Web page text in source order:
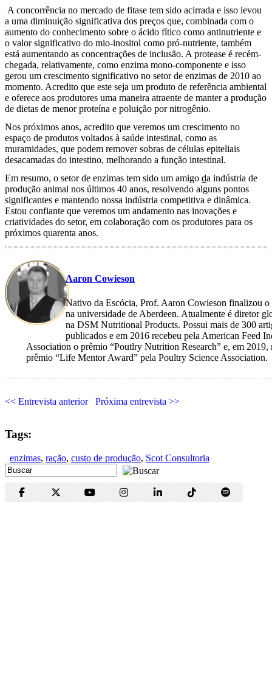
A concorrência no mercado de fitase tem sido acirrada e isso levou
a uma diminuição significativa dos preços que, combinada com o
aumento do conhecimento sobre o ácido fítico como antinutriente e
o valor significativo do mio-inositol como pró-nutriente, também
está aumentando as concentrações de inclusão. A protease é recém-
chegada, relativamente, como enzima mono-componente e isso
gerou um crescimento significativo no setor de enzimas de 2010 ao
momento. Acredito que este seja um produto de referência ambiental
e oferece aos produtores uma maneira atraente de manter a produção
de dietas de menor proteína e poluição por nitrogênio.
Nos próximos anos, acredito que veremos um crescimento no
espaço de produtos voltados à saúde intestinal, como as
muramidades, que podem remover sobras de células epiteliais
desacamadas do intestino, melhorando a função intestinal.
Em resumo, o setor de enzimas tem sido um amigo da indústria de
produção animal nos últimos 40 anos, resolvendo alguns pontos
significantes e mantendo nossa indústria competitiva e dinâmica.
Estou confiante que veremos um andamento nas inovações e
criatividades do setor, em colaboração com os produtores para os
próximos quarenta anos.
Aaron Cowieson
Nativo da Escócia, Prof. Aaron Cowieson finalizou
na universidade de Aberdeen. Atualmente é diretor
na DSM Nutritional Products. Possui mais de 300
publicados e em 2016 recebeu pela American Feed
Association o prêmio “Poutlry Nutrition Research” e, em 2019,
prêmio “Life Mentor Award” pela Poultry Science Association.
<< Entrevista anterior Próxima entrevista >>
Tags:
enzimas, ração, custo de produção, Scot Consultoria